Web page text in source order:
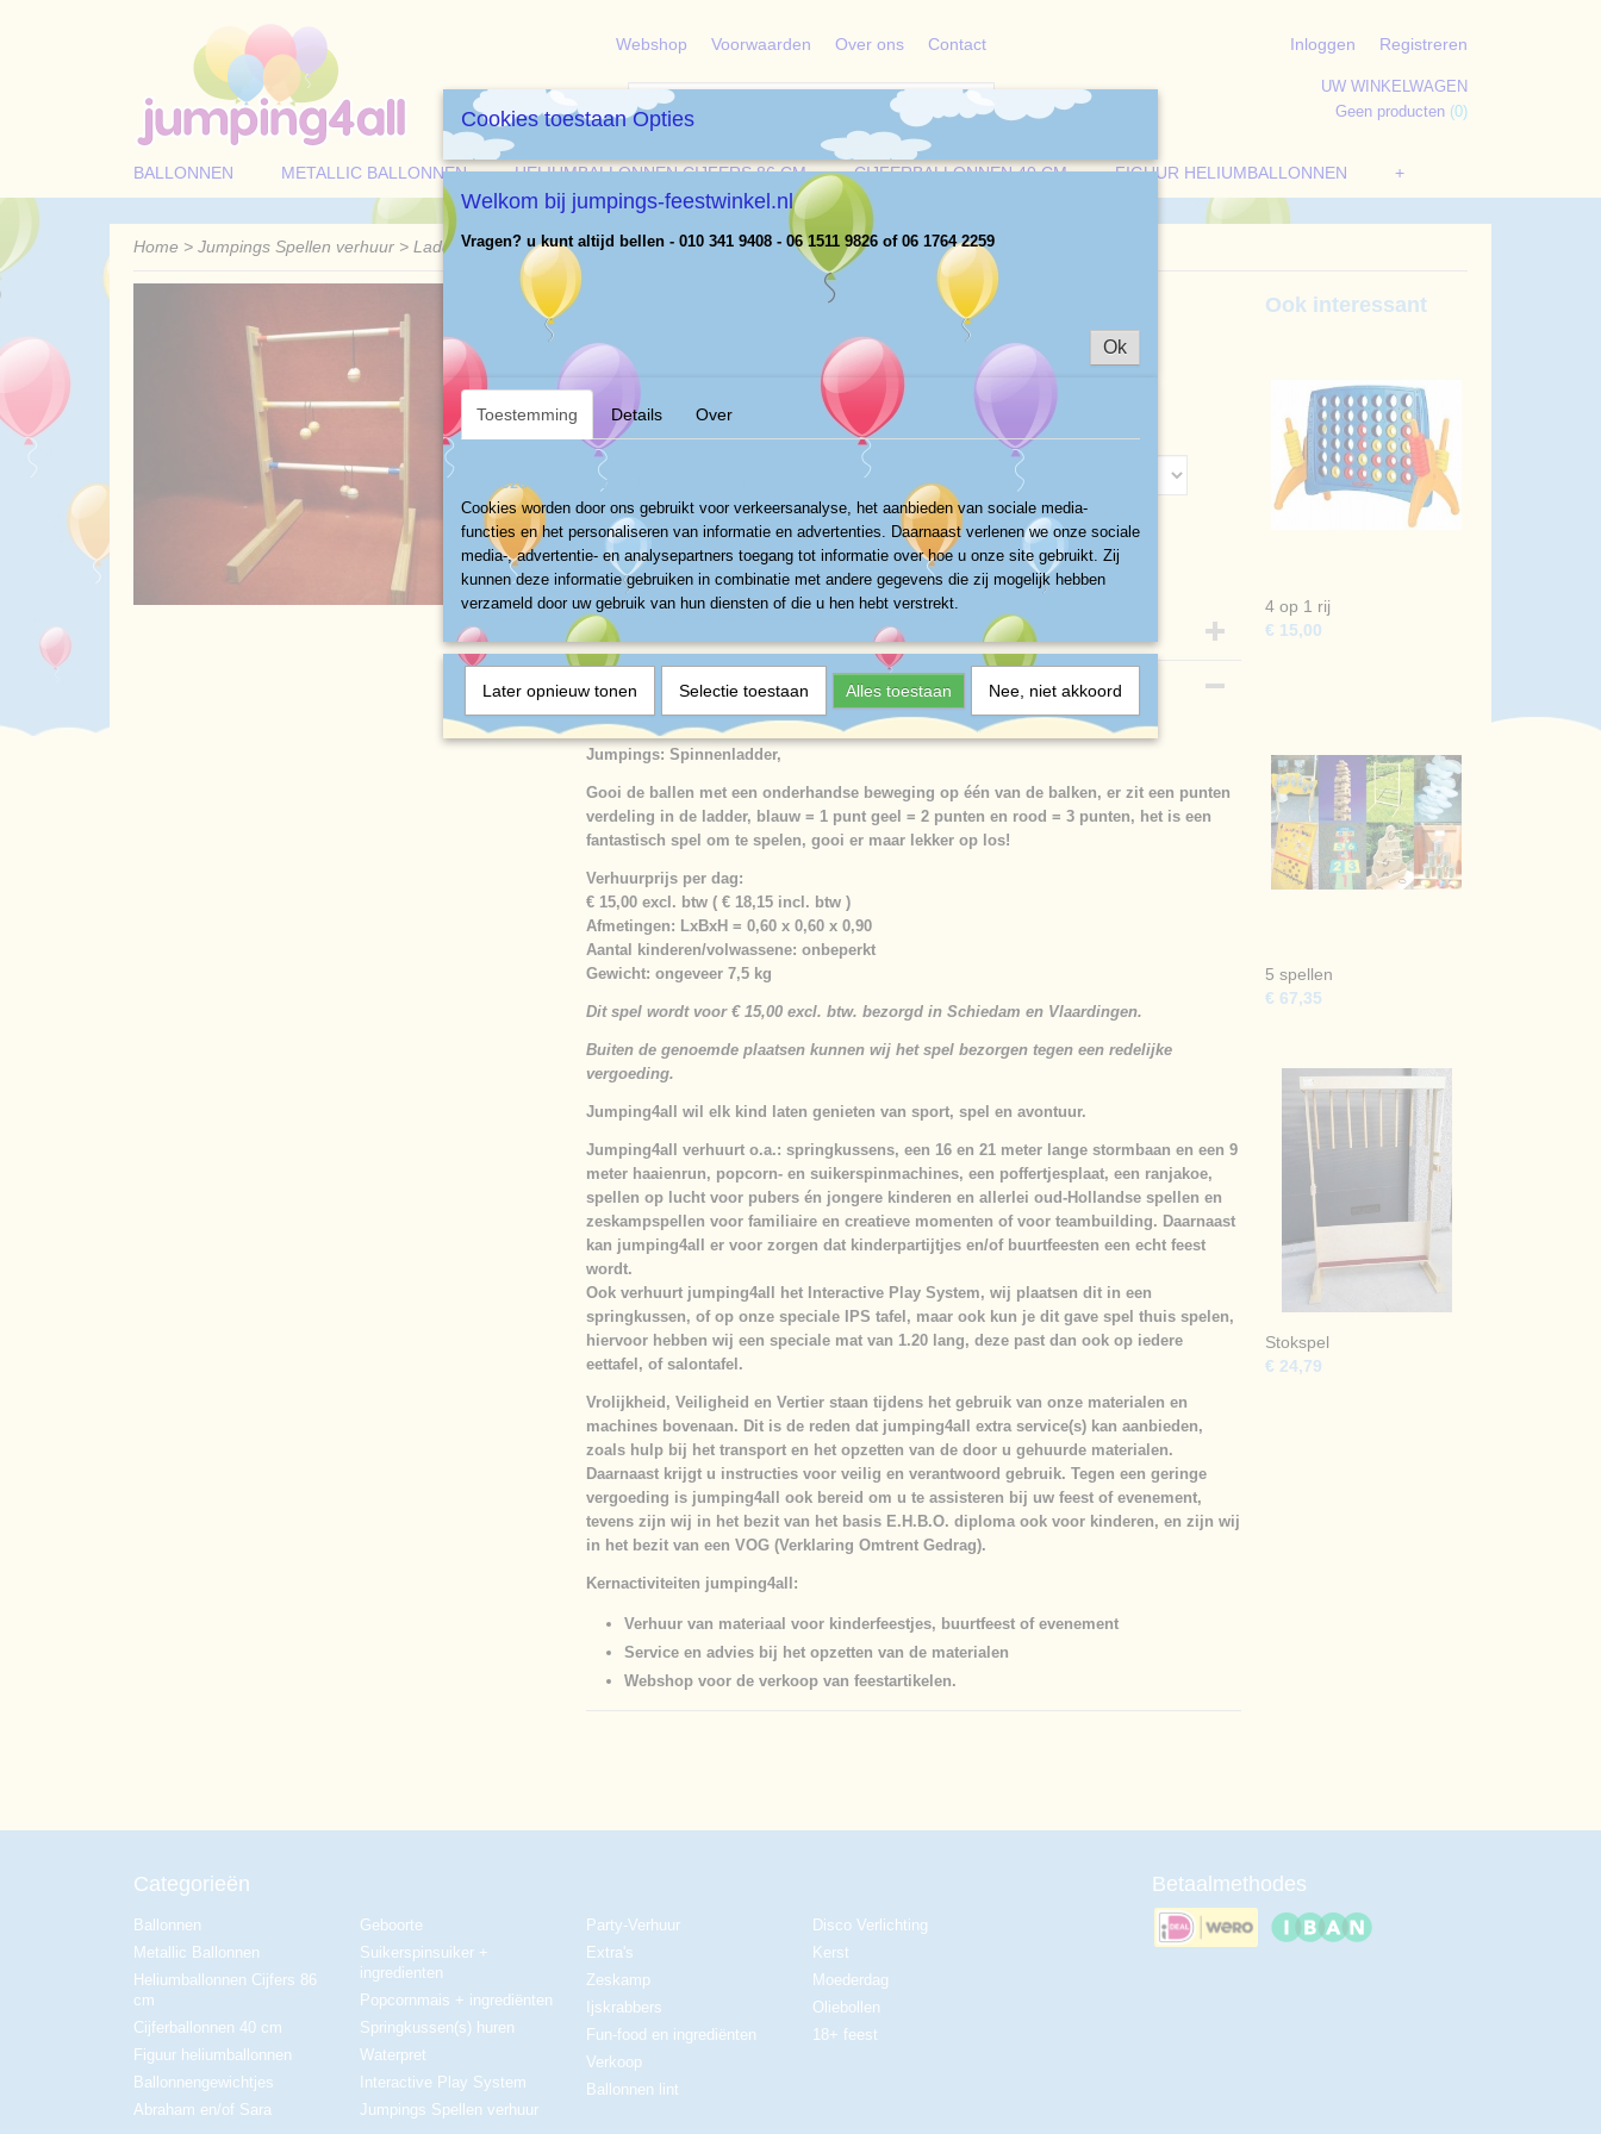
Webshop Voorwaarden Over ons Contact Inloggen Registreren
UW WINKELWAGEN
Geen producten (0)
BALLONNEN METALLIC BALLONNEN HELIUMBALLONNEN CIJFERS 86 CM CIJFERBALLONNEN 40 CM FIGUUR HELIUMBALLONNEN +
Home > Jumpings Spellen verhuur > Ladder
€ 15,00
Vervoer Aantal
IN WINKELWAGEN
Specificaties
Productcode
384-3048
Netto gewicht
7,50 Kg
Afmetingen (l,b,h)
0,60 x 0,60 x 0,90 cm
Omschrijving
ladder
Jumpings: Spinnenladder,
Gooi de ballen met een onderhandse beweging op één van de balken, er zit een punten
verdeling in de ladder, blauw = 1 punt geel = 2 punten en rood = 3 punten, het is een
fantastisch spel om te spelen, gooi er maar lekker op los!
Verhuurprijs per dag:
€ 15,00 excl. btw ( € 18,15 incl. btw )
Afmetingen: LxBxH = 0,60 x 0,60 x 0,90
Aantal kinderen/volwassene: onbeperkt
Gewicht: ongeveer 7,5 kg
Dit spel wordt voor € 15,00 excl. btw. bezorgd in Schiedam en Vlaardingen.
Buiten de genoemde plaatsen kunnen wij het spel bezorgen tegen een redelijke
vergoeding.
Jumping4all wil elk kind laten genieten van sport, spel en avontuur.
Jumping4all verhuurt o.a.: springkussens, een 16 en 21 meter lange stormbaan en een 9
meter haaienrun, popcorn- en suikerspinmachines, een poffertjesplaat, een ranjakoe,
spellen op lucht voor pubers én jongere kinderen en allerlei oud-Hollandse spellen en
zeskampspellen voor familiaire en creatieve momenten of voor teambuilding. Daarnaast
kan jumping4all er voor zorgen dat kinderpartijtjes en/of buurtfeesten een echt feest
wordt.
Ook verhuurt jumping4all het Interactive Play System, wij plaatsen dit in een
springkussen, of op onze speciale IPS tafel, maar ook kun je dit gave spel thuis spelen,
hiervoor hebben wij een speciale mat van 1.20 lang, deze past dan ook op iedere
eettafel, of salontafel.
Vrolijkheid, Veiligheid en Vertier staan tijdens het gebruik van onze materialen en
machines bovenaan. Dit is de reden dat jumping4all extra service(s) kan aanbieden,
zoals hulp bij het transport en het opzetten van de door u gehuurde materialen.
Daarnaast krijgt u instructies voor veilig en verantwoord gebruik. Tegen een geringe
vergoeding is jumping4all ook bereid om u te assisteren bij uw feest of evenement,
tevens zijn wij in het bezit van het basis E.H.B.O. diploma ook voor kinderen, en zijn wij
in het bezit van een VOG (Verklaring Omtrent Gedrag).
Kernactiviteiten jumping4all:
Verhuur van materiaal voor kinderfeestjes, buurtfeest of evenement
Service en advies bij het opzetten van de materialen
Webshop voor de verkoop van feestartikelen.
Ook interessant
4 op 1 rij
€ 15,00
5 spellen
€ 67,35
Stokspel
€ 24,79
Categorieën
Ballonnen
Metallic Ballonnen
Heliumballonnen Cijfers 86
cm
Cijferballonnen 40 cm
Figuur heliumballonnen
Ballonnengewichtjes
Abraham en/of Sara
Geboorte
Suikerspinsuiker +
ingredienten
Popcornmais + ingrediënten
Springkussen(s) huren
Waterpret
Interactive Play System
Jumpings Spellen verhuur
Party-Verhuur
Extra's
Zeskamp
Ijskrabbers
Fun-food en ingrediënten
Verkoop
Ballonnen lint
Disco Verlichting
Kerst
Moederdag
Oliebollen
18+ feest
Betaalmethodes
Cookies toestaan Opties
Welkom bij jumpings-feestwinkel.nl
Vragen? u kunt altijd bellen - 010 341 9408 - 06 1511 9826 of 06 1764 2259
Ok
Toestemming Details Over
Op deze website worden cookies gebruikt
Cookies worden door ons gebruikt voor verkeersanalyse, het aanbieden van sociale media-
functies en het personaliseren van informatie en advertenties. Daarnaast verlenen we onze sociale
media-, advertentie- en analysepartners toegang tot informatie over hoe u onze site gebruikt. Zij
kunnen deze informatie gebruiken in combinatie met andere gegevens die zij mogelijk hebben
verzameld door uw gebruik van hun diensten of die u hen hebt verstrekt.
Later opnieuw tonen Selectie toestaan Alles toestaan Nee, niet akkoord